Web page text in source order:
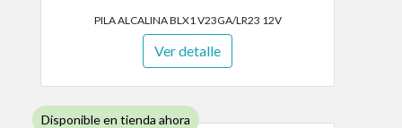
PILA ALCALINA BLX1 V23GA/LR23 12V
Ver detalle
Disponible en tienda ahora